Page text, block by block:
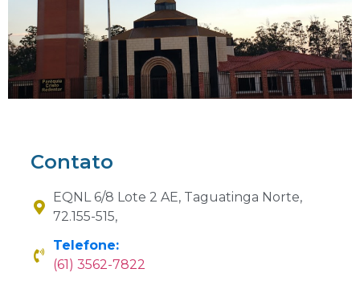
Contato
EQNL 6/8 Lote 2 AE, Taguatinga Norte,
72.155-515,
Telefone:
(61) 3562-7822